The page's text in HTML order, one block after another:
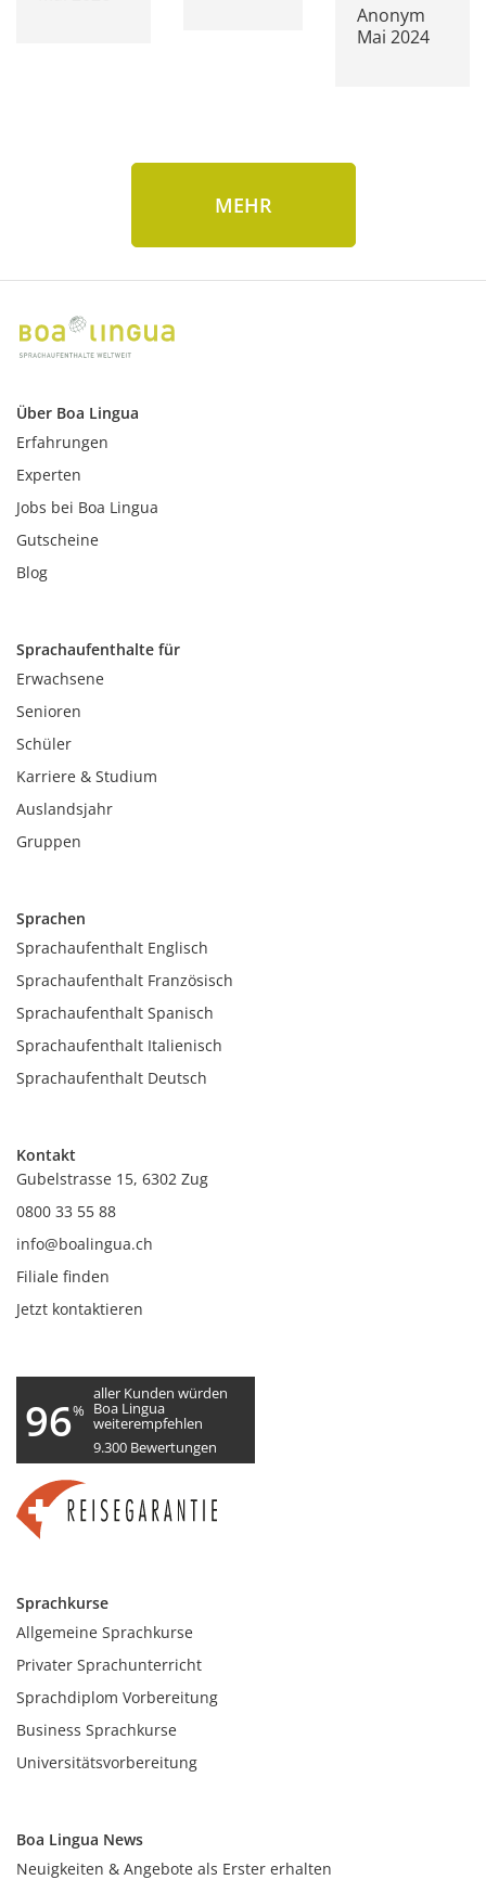
Anonym
Mai 2024
MEHR
Über Boa Lingua
Erfahrungen
Experten
Jobs bei Boa Lingua
Gutscheine
Blog
Sprachaufenthalte für
Erwachsene
Senioren
Schüler
Karriere & Studium
Auslandsjahr
Gruppen
Sprachen
Sprachaufenthalt Englisch
Sprachaufenthalt Französisch
Sprachaufenthalt Spanisch
Sprachaufenthalt Italienisch
Sprachaufenthalt Deutsch
Kontakt
Gubelstrasse 15, 6302 Zug
0800 33 55 88
info@boalingua.ch
Filiale finden
Jetzt kontaktieren
96%
aller Kunden würden
Boa Lingua
weiterempfehlen
9.300 Bewertungen
Sprachkurse
Allgemeine Sprachkurse
Privater Sprachunterricht
Sprachdiplom Vorbereitung
Business Sprachkurse
Universitätsvorbereitung
Boa Lingua News
Neuigkeiten & Angebote als Erster erhalten